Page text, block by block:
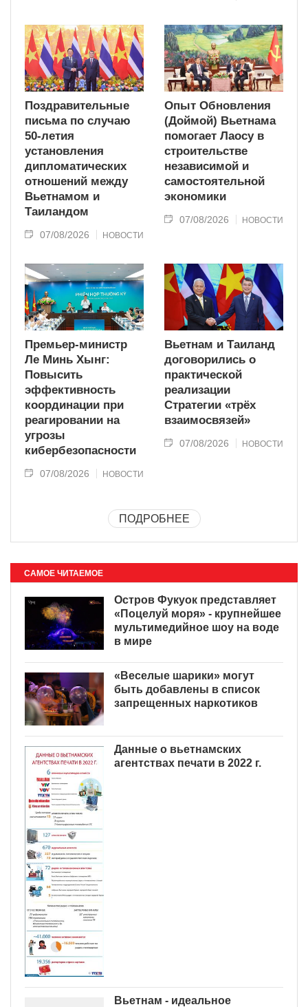
Поздравительные
письма по случаю
50-летия
установления
дипломатических
отношений между
Вьетнамом и
Таиландом
07/08/2026 НОВОСТИ
Опыт Обновления
(Доймой) Вьетнама
помогает Лаосу в
строительстве
независимой и
самостоятельной
экономики
07/08/2026 НОВОСТИ
Премьер-министр
Ле Минь Хынг:
Повысить
эффективность
координации при
реагировании на
угрозы
кибербезопасности
07/08/2026 НОВОСТИ
Вьетнам и Таиланд
договорились о
практической
реализации
Стратегии «трёх
взаимосвязей»
07/08/2026 НОВОСТИ
ПОДРОБНЕЕ
САМОЕ ЧИТАЕМОЕ
Остров Фукуок представляет
«Поцелуй моря» - крупнейшее
мультимедийное шоу на воде
в мире
«Веселые шарики» могут
быть добавлены в список
запрещенных наркотиков
Данные о вьетнамских
агентствах печати в 2022 г.
Вьетнам - идеальное